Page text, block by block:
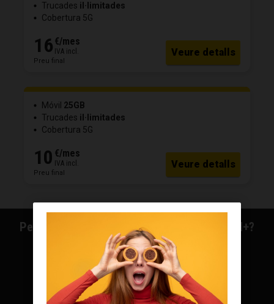
Trucades il·limitades
Cobertura 5G
16 €/mes
IVA incl.
Preu final
Veure detalls
Móvil 25GB
Trucades il·limitades
Cobertura 5G
10 €/mes
IVA incl.
Preu final
Veure detalls
Per què triar les tarifes de mòbil de RACCtel+?